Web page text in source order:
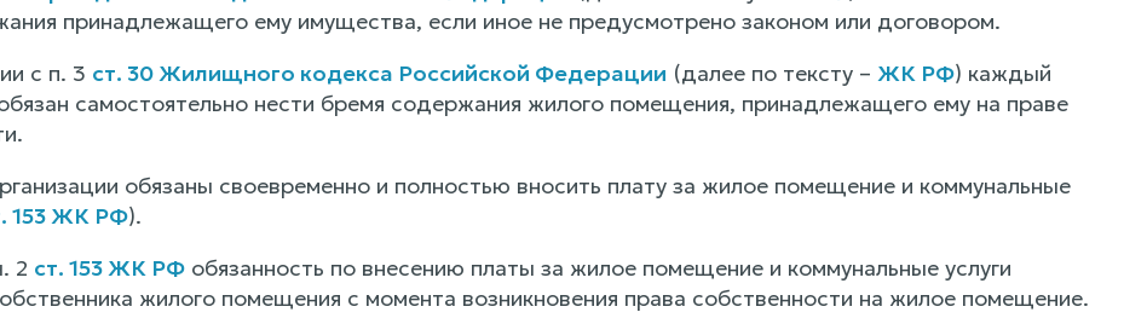
принадлежащего ему имущества, если иное не предусмотрено законом или договором.
с п. 3 ст. 30 Жилищного кодекса Российской Федерации (далее по тексту – ЖК РФ) каждый
самостоятельно нести бремя содержания жилого помещения, принадлежащего ему на праве
обязаны своевременно и полностью вносить плату за жилое помещение и коммунальные
153 ЖК РФ).
2 ст. 153 ЖК РФобязанность по внесению платы за жилое помещение и коммунальные услуги
жилого помещения с момента возникновения права собственности на жилое помещение.